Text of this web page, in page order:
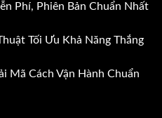
Phí, Phiên Bản Chuẩn Nhất
Tối Ưu Khả Năng Thắng
Mã Cách Vận Hành Chuẩn